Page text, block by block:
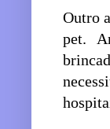
Outro
pet.